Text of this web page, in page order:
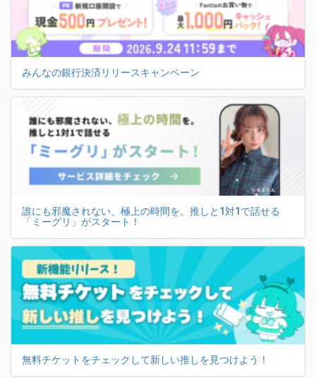
みんなの銀行決済リリースキャンペーン
誰にも邪魔されない、極上の時間を。推しと1対1で話せる
「ミーグリ」がスタート！
無料チケットをチェックして新しい推しを見つけよう！